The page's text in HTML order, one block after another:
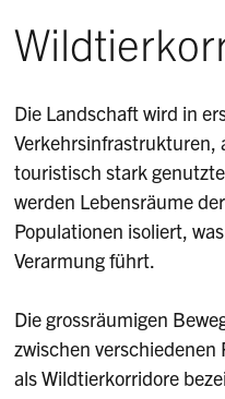
Die Landschaft wird in
Verkehrsinfrastrukturen,
touristisch stark
werden Lebensräume
Populationen isoliert,
Verarmung führt.
Die grossräumigen
zwischen
als Wildtierkorridore